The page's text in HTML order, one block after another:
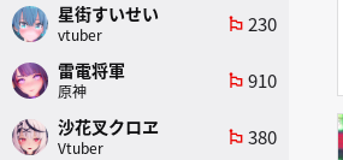
星街すいせい
vtuber
emoji_flags 230
雷電将軍
原神
emoji_flags 910
沙花叉クロヱ
Vtuber
emoji_flags 380